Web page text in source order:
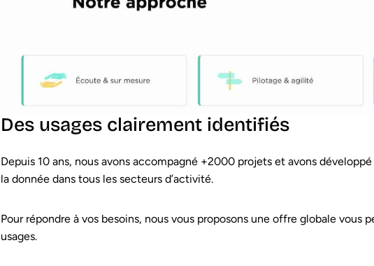
Des usages clairement identifiés
Depuis 10 ans, nous avons accompagné +2000 projets et avons
la donnée dans tous les secteurs d’activité.
Pour répondre à vos besoins, nous vous proposons une offre globale vous
usages.